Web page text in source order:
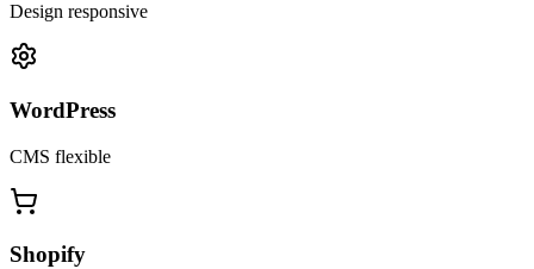
Design responsive
WordPress
CMS flexible
Shopify